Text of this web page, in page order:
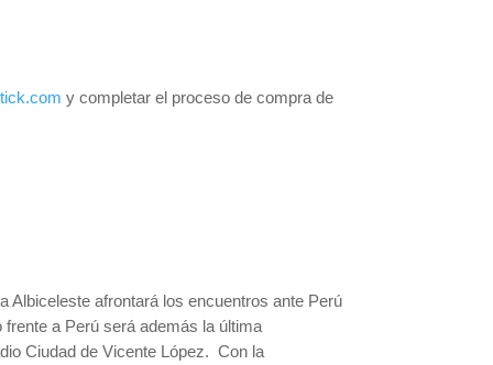
y completar el proceso de compra de
Albiceleste afrontará los encuentros ante Perú
a Perú será además la última
Ciudad de Vicente López. Con la